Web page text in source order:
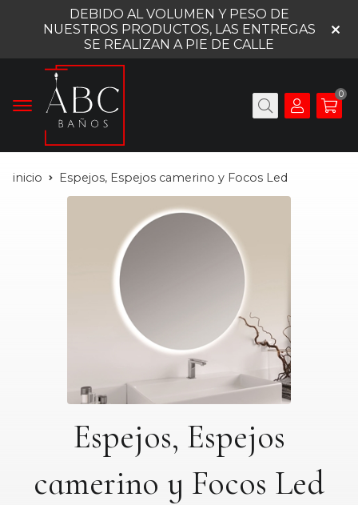
DEBIDO AL VOLUMEN Y PESO DE
NUESTROS PRODUCTOS, LAS ENTREGAS
SE REALIZAN A PIE DE CALLE
0
inicio Espejos, Espejos camerino y Focos Led
Espejos, Espejos
camerino y Focos Led